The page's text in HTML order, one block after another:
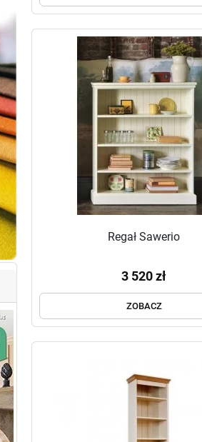
Regał Sawerio
3 520 zł
ZOBACZ